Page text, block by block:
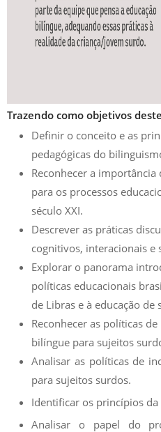
Trazendo como objetivos
Definir o conceito e as
pedagógicas do
Reconhecer a
para os processos
século XXI.
Descrever as práticas
cognitivos, interacionais
Explorar o panorama
políticas educacionais
de Libras e à educação de
Reconhecer as políticas
bilíngue para sujeitos
Analisar as políticas de
para sujeitos surdos.
Identificar os princípios
Analisar o papel do